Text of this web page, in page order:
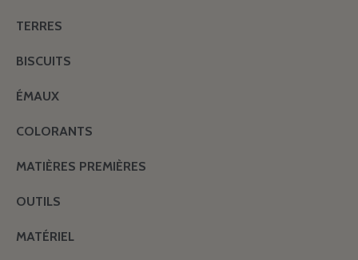
TERRES
BISCUITS
ÉMAUX
COLORANTS
MATIÈRES PREMIÈRES
OUTILS
MATÉRIEL